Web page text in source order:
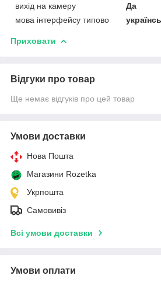
вихід на камеру
Да
мова інтерфейсу типово
Приховати
Відгуки про товар
Ще немає відгуків про цей товар
Умови доставки
Нова Пошта
Магазини Rozetka
Укрпошта
Самовивіз
Всі умови доставки
Умови оплати